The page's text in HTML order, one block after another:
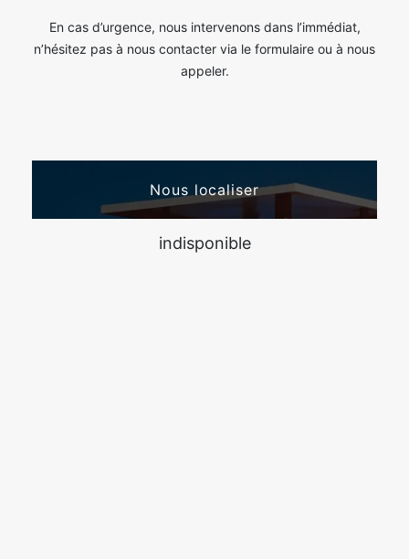
En cas d’urgence, nous intervenons dans l’immédiat,
n’hésitez pas à nous contacter via le formulaire ou à nous
appeler.
Nous localiser
indisponible